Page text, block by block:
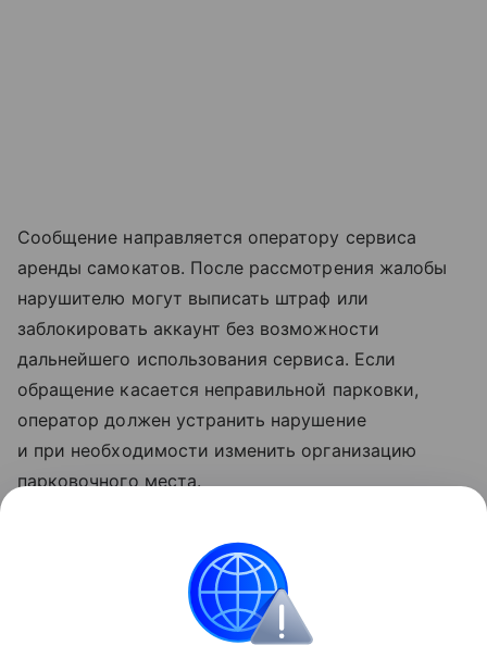
Сообщение направляется оператору сервиса
аренды самокатов. После рассмотрения жалобы
нарушителю могут выписать штраф или
заблокировать аккаунт без возможности
дальнейшего использования сервиса. Если
обращение касается неправильной парковки,
оператор должен устранить нарушение
и при необходимости изменить организацию
парковочного места.
Как отмечают в Госавтоинспекции, к чат-боту уже
подключены три крупных оператора кикшеринга.
Сервис работает в 87 крупных городах России,